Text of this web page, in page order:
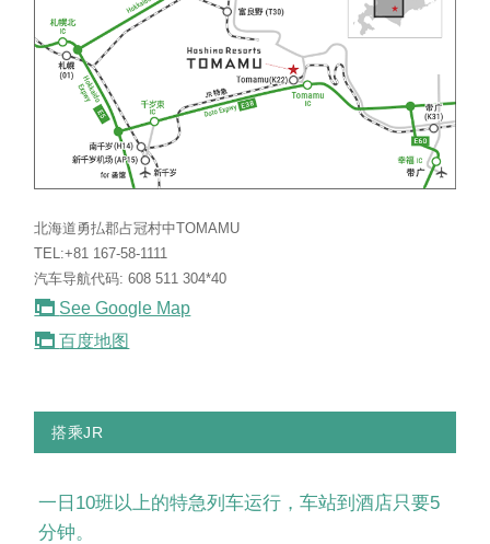
北海道勇払郡占冠村中TOMAMU
TEL:+81 167-58-1111
汽车导航代码: 608 511 304*40
See Google Map
百度地图
搭乘JR
一日10班以上的特急列车运行，车站到酒店只要5
分钟。